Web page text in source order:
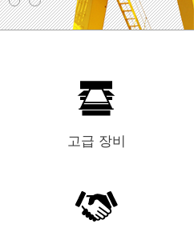
자주 묻는 질문
고급 장비